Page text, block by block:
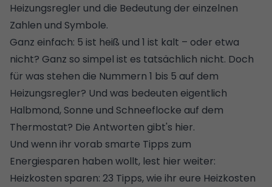
Heizungsregler und die Bedeutung der einzelnen
Zahlen und Symbole.
Ganz einfach: 5 ist heiß und 1 ist kalt – oder etwa
nicht? Ganz so simpel ist es tatsächlich nicht. Doch
für was stehen die Nummern 1 bis 5 auf dem
Heizungsregler? Und was bedeuten eigentlich
Halbmond, Sonne und Schneeflocke auf dem
Thermostat? Die Antworten gibt's hier.
Und wenn ihr vorab smarte Tipps zum
Energiesparen haben wollt, lest hier weiter:
Heizkosten sparen: 23 Tipps, wie ihr eure Heizkosten